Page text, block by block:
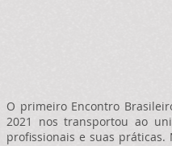
O primeiro Encontro
2021 nos transportou ao
profissionais e suas